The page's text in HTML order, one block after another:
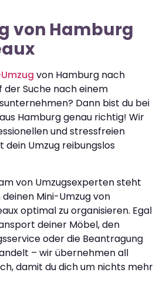
von Hamburg
von Hamburg nach
der Suche nach einem
Dann bist du bei
Hamburg genau richtig! Wir
und stressfreien
dein Umzug reibungslos
von Umzugsexperten steht
Mini-Umzug von
optimal zu organisieren. Egal
deiner Möbel, den
oder die Beantragung
– wir übernehmen all
damit du dich um nichts mehr